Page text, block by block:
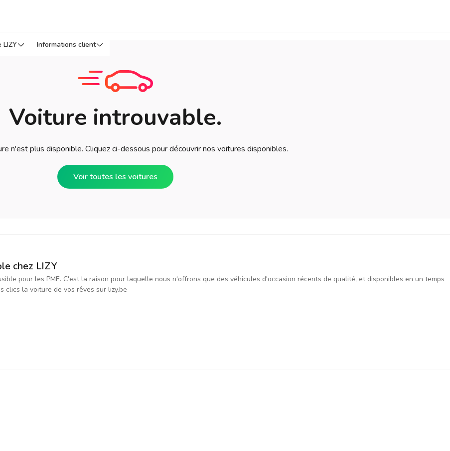
LIZY Informations client
Voiture introuvable.
n'est plus disponible. Cliquez ci-dessous pour découvrir nos voitures disponibles.
Voir toutes les voitures
chez LIZY
pour les PME. C'est la raison pour laquelle nous n'offrons que des véhicules d'occasion récents de qualité, et disponibles en un temps
clics la voiture de vos rêves sur lizy.be